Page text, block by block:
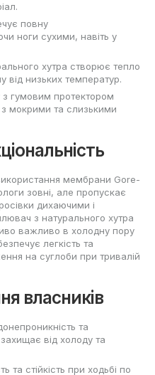
повну
ноги сухими, навіть у
хутра створює тепло
від низьких температур.
з гумовим протектором
з мокрими та слизькими
мембрани Gore-
зовні, але пропускає
дихаючими і
з натурального хутра
важливо в холодну пору
легкість та
на суглоби при тривалій
власників
та
від холоду та
та стійкість при ходьбі по